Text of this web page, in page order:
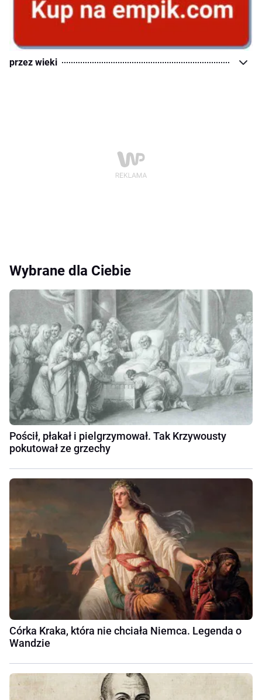
przez wieki
Wybrane dla Ciebie
Pościł, płakał i pielgrzymował. Tak Krzywousty
pokutował ze grzechy
Córka Kraka, która nie chciała Niemca. Legenda o
Wandzie